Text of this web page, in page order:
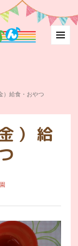
）給食・おやつ
）給